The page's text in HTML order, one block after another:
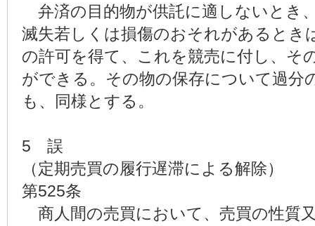
弁済の目的物が供託に適しないとき
滅失若しくは損傷のおそれがあるとき
の許可を得て、これを競売に付し、そ
ができる。その物の保存について過分
も、同様とする。
5 誤
（定期売買の履行遅滞による解除）
第525条
商人間の売買において、売買の性質